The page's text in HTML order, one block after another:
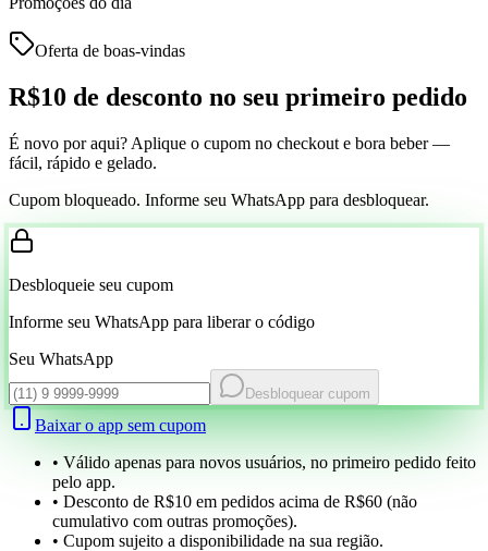
Oferta de boas-vindas
R$10 de desconto no seu primeiro pedido
É novo por aqui? Aplique o cupom no checkout e bora beber —
fácil, rápido e gelado.
Cupom bloqueado. Informe seu WhatsApp para desbloquear.
Desbloqueie seu cupom
Informe seu WhatsApp para liberar o código
Seu WhatsApp
Desbloquear cupom
Baixar o app sem cupom
• Válido apenas para novos usuários, no primeiro pedido feito
pelo app.
• Desconto de R$10 em pedidos acima de R$60 (não
cumulativo com outras promoções).
• Cupom sujeito a disponibilidade na sua região.